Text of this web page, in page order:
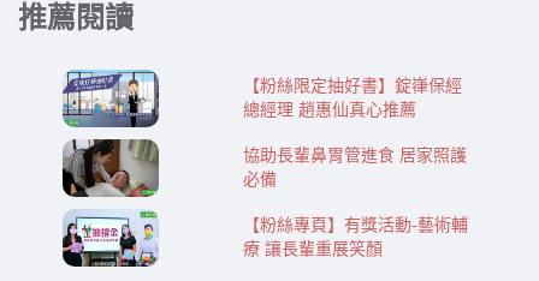
推薦閱讀
【粉絲限定抽好書】錠嵂保經
總經理 趙惠仙真心推薦
協助長輩鼻胃管進食 居家照護
必備
【粉絲專頁】有獎活動-藝術輔
療 讓長輩重展笑顏